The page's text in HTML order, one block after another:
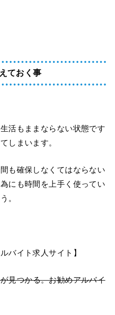
ておく事
活もままならない状態です
しまいます。
も確保しなくてはならない
にも時間を上手く使ってい
。
バイト求人サイト】
見つかる。お勧めアルバイ